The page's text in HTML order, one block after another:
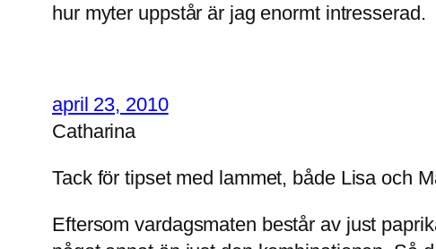
hur myter uppstår är jag enormt intresserad.
april 23, 2010
Catharina
Tack för tipset med lammet, både Lisa och
Eftersom vardagsmaten består av just